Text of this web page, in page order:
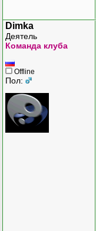
Dimka
Деятель
Команда клуба
Offline
Пол: